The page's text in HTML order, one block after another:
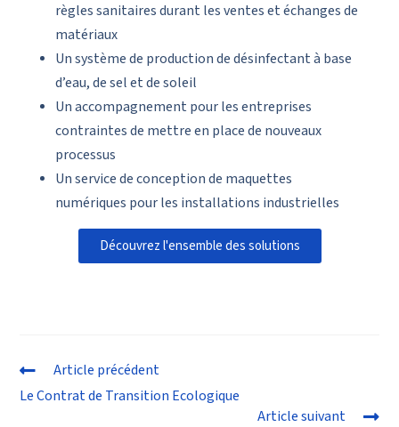
règles sanitaires durant les ventes et échanges de
matériaux
Un système de production de désinfectant à base
d’eau, de sel et de soleil
Un accompagnement pour les entreprises
contraintes de mettre en place de nouveaux
processus
Un service de conception de maquettes
numériques pour les installations industrielles
Découvrez l'ensemble des solutions
Article précédent
Le Contrat de Transition Ecologique
Article suivant